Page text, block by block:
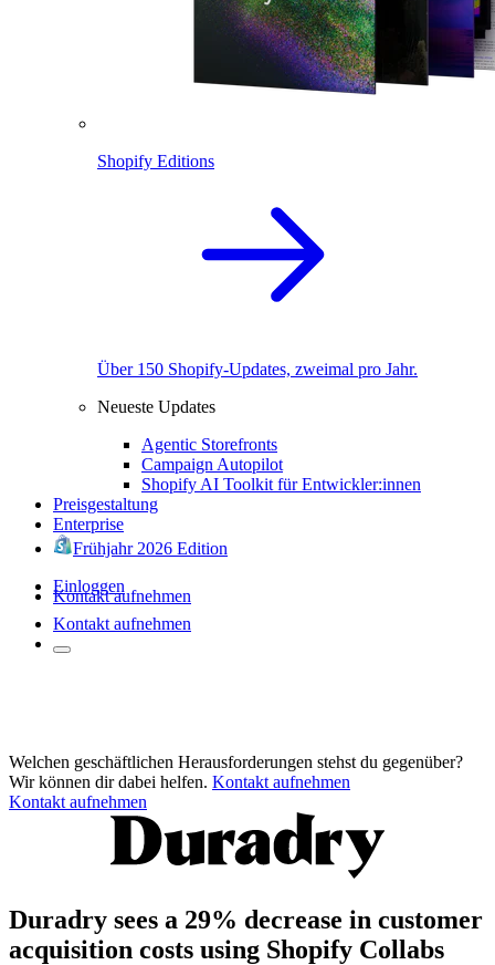
Shopify Editions
Über 150 Shopify-Updates, zweimal pro Jahr.
Neueste Updates
Agentic Storefronts
Campaign Autopilot
Shopify AI Toolkit für Entwickler:innen
Preisgestaltung
Enterprise
Frühjahr 2026 Edition
Einloggen
Kontakt aufnehmen
Kontakt aufnehmen
Welchen geschäftlichen Herausforderungen stehst du gegenüber?
Wir können dir dabei helfen. Kontakt aufnehmen
Kontakt aufnehmen
Duradry sees a 29% decrease in customer
acquisition costs using Shopify Collabs